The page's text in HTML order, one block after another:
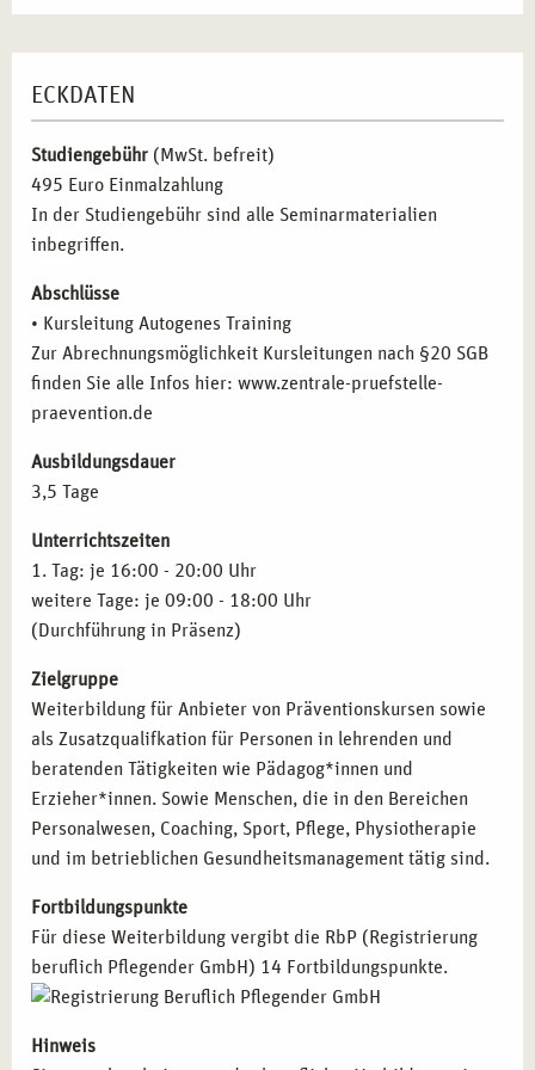
Aufbaustufe mit erweiterten Techniken
verschiedene Zielgruppen, individuelle Gestaltung von
Kursen und Vermittlung vertiefender
Entspannungstechniken.
Didaktik und Gruppenleitung für angehende
Kursleiter*innen
individuelle Anpassung der Übungen an spezifische
Bedürfnisse.
Vergleich mit anderen Entspannungstechniken–
Gegenüberstellung mit Methoden wie Progressiver
Muskelentspannung und Meditation, um die
Einsatzmöglichkeiten optimal zu verstehen.
Diese Weiterbildung richtet sich an Fachkräfte aus
unterschiedlichen Bereichen, die Entspannungsmethoden
in ihre berufliche Tätigkeit integrieren möchten:
Lehrer*innen und Erzieher*innen
Jugendlichen einen bewussten Umgang mit Stress
vermitteln wollen.
Berater*innen und Coaches, die Autogenes Training als
wirksame Technik zur Unterstützung ihrer Klient*innen
nutzen möchten.
Physiotherapeut*innen und Fachkräfte im
Entspannung und Stressbewältigung anwenden wollen.
Mitarbeitende im betrieblichen
Gesundheitsmanagement , die innovative Lösungen für
stressreduzierende Maßnahmen in Unternehmen
implementieren möchten.
Sportwissenschaftler*innen und Trainer*innen
Der Übungs- und Kursablauf
Wirkungsebenen
Muskelentspannung
ECKDATEN
Studiengebühr (MwSt. befreit)
495 Euro Einmalzahlung
In der Studiengebühr sind alle Seminarmaterialien
inbegriffen.
Abschlüsse
• Kursleitung Autogenes Training
Zur Abrechnungsmöglichkeit Kursleitungen nach §20 SGB
finden Sie alle Infos hier: www.zentrale-pruefstelle-
praevention.de
Ausbildungsdauer
3,5 Tage
Unterrichtszeiten
1. Tag: je 16:00 - 20:00 Uhr
weitere Tage: je 09:00 - 18:00 Uhr
(Durchführung in Präsenz)
Zielgruppe
Weiterbildung für Anbieter von Präventionskursen sowie
als Zusatzqualifkation für Personen in lehrenden und
beratenden Tätigkeiten wie Pädagog*innen und
Erzieher*innen. Sowie Menschen, die in den Bereichen
Personalwesen, Coaching, Sport, Pflege, Physiotherapie
und im betrieblichen Gesundheitsmanagement tätig sind.
Fortbildungspunkte
Für diese Weiterbildung vergibt die RbP (Registrierung
beruflich Pflegender GmbH) 14 Fortbildungspunkte.
Hinweis